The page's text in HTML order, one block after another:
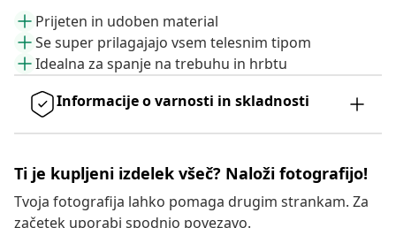
Prijeten in udoben material
Se super prilagajajo vsem telesnim tipom
Idealna za spanje na trebuhu in hrbtu
Informacije o varnosti in skladnosti
Ti je kupljeni izdelek všeč? Naloži fotografijo!
Tvoja fotografija lahko pomaga drugim strankam. Za
začetek uporabi spodnjo povezavo.